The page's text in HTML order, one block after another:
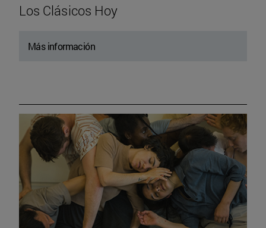
Los Clásicos Hoy
Más información